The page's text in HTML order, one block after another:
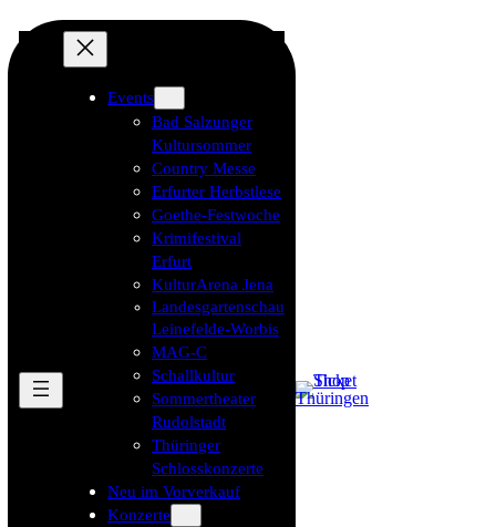
Events
Bad Salzunger
Kultursommer
Country Messe
Erfurter Herbstlese
Goethe-Festwoche
Krimifestival
Erfurt
KulturArena Jena
Landesgartenschau
Leinefelde-Worbis
MAG-C
Schallkultur
Sommertheater
Rudolstadt
Thüringer
Schlosskonzerte
Neu im Vorverkauf
Konzerte